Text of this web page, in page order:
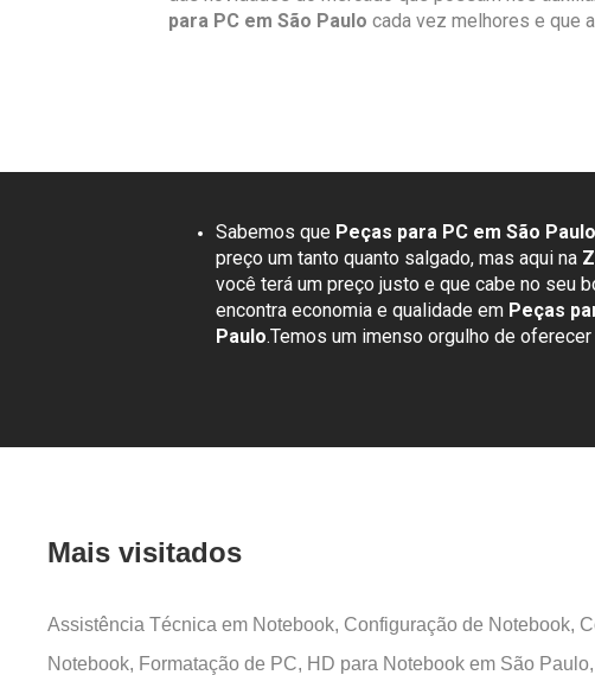
para PC em São Paulo cada vez melhores e que
Sabemos que Peças para PC em São Paulo
preço um tanto quanto salgado, mas aqui na
você terá um preço justo e que cabe no seu
encontra economia e qualidade em Peças
Paulo.Temos um imenso orgulho de
Mais visitados
Assistência Técnica em Notebook, Configuração de Notebook,
Notebook, Formatação de PC, HD para Notebook em São Paulo,